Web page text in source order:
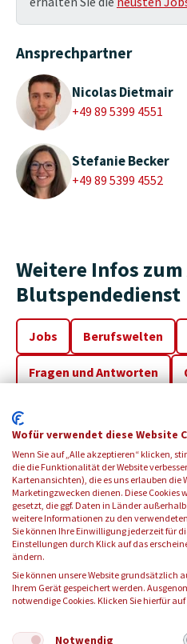
Ansprechpartner
Nicolas Dietmair
+49 89 5399 4551
Stefanie Becker
+49 89 5399 4552
Weitere Infos
Blutspendedienst
Jobs Berufswelten
Fragen und Antworten
FOLGEN
© 2025 Blutspendedienst des
Wofür verwendet diese Website
Wenn Sie auf „Alle akzeptieren“ klicken,
die die Funktionalität der Website
Kartenansichten), die es uns erlauben
Marketingzwecken dienen. Diese Cookies
gesetzt, die ggf. Daten in Länder
weitere Informationen zu den
Sie können Ihre Einwilligung jederzeit für
Einstellungen durch Klick auf das
ändern.
Sie können unsere Website grundsätzlich
Ihrem Gerät gespeichert werden.
notwendige Cookies. Klicken Sie hierfür
Notwendig